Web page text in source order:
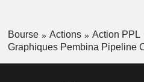
Bourse Actions
Action PPL
Graphiques Pembina Pipeline